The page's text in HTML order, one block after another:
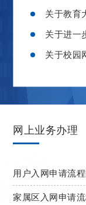
关于教育大模
关于进一步
关于校园
网上业务办理
用户入网申请流
家属区入网申请